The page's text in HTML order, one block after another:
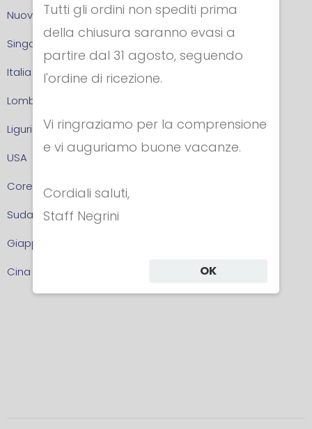
Nuova Zelanda
Singapore
Italia
Lombardia
Liguria
USA
Corea del Sud
Sudafrica
Giappone
Cina
Tutti gli ordini non spediti prima
della chiusura saranno evasi a
partire dal 31 agosto, seguendo
l'ordine di ricezione.
Vi ringraziamo per la comprensione
e vi auguriamo buone vacanze.
Cordiali saluti,
Staff Negrini
OK